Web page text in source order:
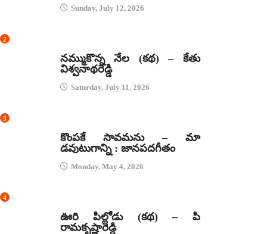
Sunday, July 12, 2026
2
నమ్ముకొన్న నేల (కథ) – కేతు
విశ్వనాథరెడ్డి
Saturday, July 11, 2026
3
కొంపకే సావమను – మా
డవుటుగాన్ని : జానపదగీతం
Monday, May 4, 2026
4
ఊరి పిల్లోడు (కథ) – పి
రామకృష్ణారెడ్డి